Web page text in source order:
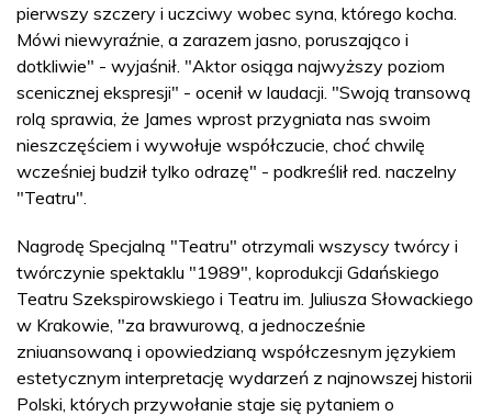
pierwszy szczery i uczciwy wobec syna, którego kocha.
Mówi niewyraźnie, a zarazem jasno, poruszająco i
dotkliwie" - wyjaśnił. "Aktor osiąga najwyższy poziom
scenicznej ekspresji" - ocenił w laudacji. "Swoją transową
rolą sprawia, że James wprost przygniata nas swoim
nieszczęściem i wywołuje współczucie, choć chwilę
wcześniej budził tylko odrazę" - podkreślił red. naczelny
"Teatru".
Nagrodę Specjalną "Teatru" otrzymali wszyscy twórcy i
twórczynie spektaklu "1989", koprodukcji Gdańskiego
Teatru Szekspirowskiego i Teatru im. Juliusza Słowackiego
w Krakowie, "za brawurową, a jednocześnie
zniuansowaną i opowiedzianą współczesnym językiem
estetycznym interpretację wydarzeń z najnowszej historii
Polski, których przywołanie staje się pytaniem o